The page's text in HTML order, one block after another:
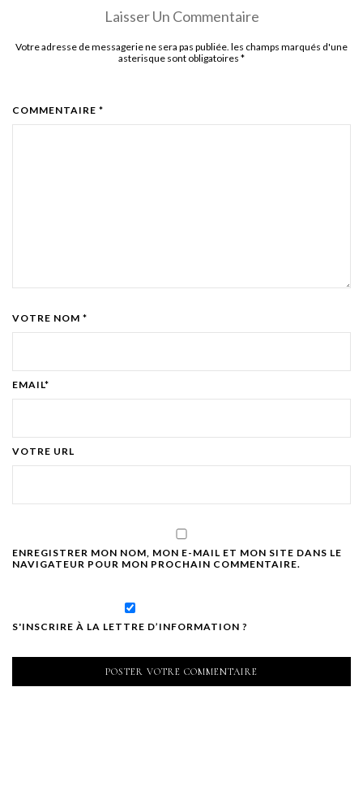
Laisser Un Commentaire
Votre adresse de messagerie ne sera pas publiée. les champs marqués d'une
asterisque sont obligatoires *
COMMENTAIRE *
VOTRE NOM *
EMAIL*
VOTRE URL
ENREGISTRER MON NOM, MON E-MAIL ET MON SITE DANS LE
NAVIGATEUR POUR MON PROCHAIN COMMENTAIRE.
S'INSCRIRE À LA LETTRE D’INFORMATION ?